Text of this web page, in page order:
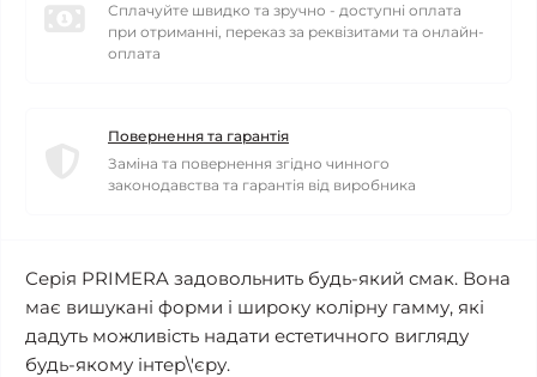
Сплачуйте швидко та зручно - доступні оплата
при отриманні, переказ за реквізитами та онлайн-
оплата
Повернення та гарантія
Заміна та повернення згідно чинного
законодавства та гарантія від виробника
Серія PRIMERA задовольнить будь-який смак. Вона
має вишукані форми і широку колірну гамму, які
дадуть можливість надати естетичного вигляду
будь-якому інтер\'єру.